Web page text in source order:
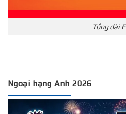
Tổng đài
Ngoại hạng Anh 2026